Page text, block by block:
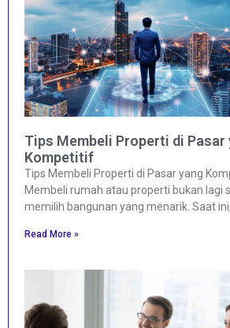
Tips Membeli Properti di Pasar
Kompetitif
Tips Membeli Properti di Pasar yang
Membeli rumah atau properti bukan lagi
memilih bangunan yang menarik. Saat ini,
Read More »